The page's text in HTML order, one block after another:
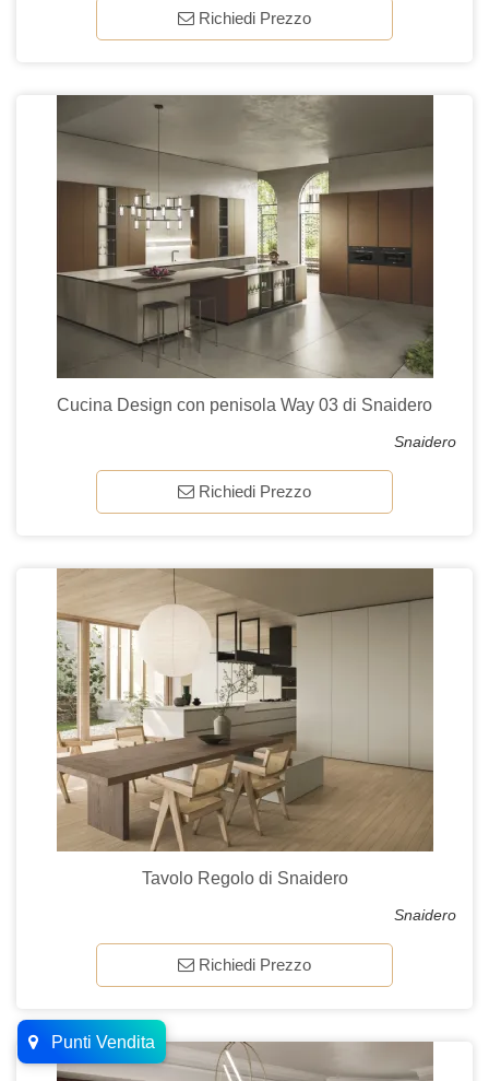
Richiedi Prezzo
Cucina Design con penisola Way 03 di Snaidero
Snaidero
Richiedi Prezzo
Tavolo Regolo di Snaidero
Snaidero
Richiedi Prezzo
Punti Vendita